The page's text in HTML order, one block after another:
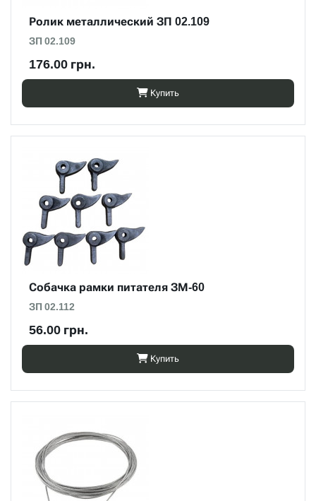
Ролик металлический ЗП 02.109
ЗП 02.109
176.00 грн.
Купить
Собачка рамки питателя ЗМ-60
ЗП 02.112
56.00 грн.
Купить